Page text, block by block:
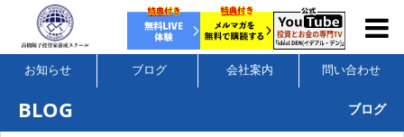
お知らせ ブログ 会社案内 問い合わせ
BLOG ブログ